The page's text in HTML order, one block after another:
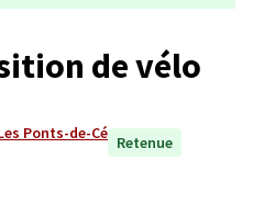
de vélo
Ponts-de-Cé Retenue